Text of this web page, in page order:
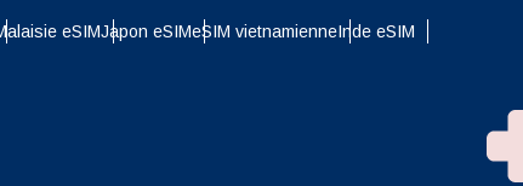
eSIMJapon eSIMeSIM vietnamienneInde eSIM